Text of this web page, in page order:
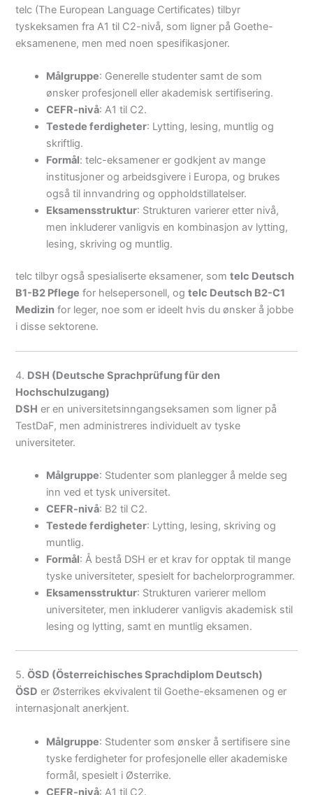
telc (The European Language Certificates) tilbyr
tyskeksamen fra A1 til C2-nivå, som ligner på Goethe-
eksamenene, men med noen spesifikasjoner.
Målgruppe: Generelle studenter samt de som
ønsker profesjonell eller akademisk sertifisering.
CEFR-nivå: A1 til C2.
Testede ferdigheter: Lytting, lesing, muntlig og
skriftlig.
Formål: telc-eksamener er godkjent av mange
institusjoner og arbeidsgivere i Europa, og brukes
også til innvandring og oppholdstillatelser.
Eksamensstruktur: Strukturen varierer etter nivå,
men inkluderer vanligvis en kombinasjon av lytting,
lesing, skriving og muntlig.
telc tilbyr også spesialiserte eksamener, somtelc Deutsch
B1-B2 Pflege for helsepersonell, ogtelc Deutsch B2-C1
Medizin for leger, noe som er ideelt hvis du ønsker å jobbe
i disse sektorene.
4. DSH (Deutsche Sprachprüfung für den
Hochschulzugang)
DSH er en universitetsinngangseksamen som ligner på
TestDaF, men administreres individuelt av tyske
universiteter.
Målgruppe: Studenter som planlegger å melde seg
inn ved et tysk universitet.
CEFR-nivå: B2 til C2.
Testede ferdigheter: Lytting, lesing, skriving og
muntlig.
Formål: Å bestå DSH er et krav for opptak til mange
tyske universiteter, spesielt for bachelorprogrammer.
Eksamensstruktur: Strukturen varierer mellom
universiteter, men inkluderer vanligvis akademisk stil
lesing og lytting, samt en muntlig eksamen.
5.ÖSD (Österreichisches Sprachdiplom Deutsch)
ÖSD er Østerrikes ekvivalent til Goethe-eksamenen og er
internasjonalt anerkjent.
Målgruppe: Studenter som ønsker å sertifisere sine
tyske ferdigheter for profesjonelle eller akademiske
formål, spesielt i Østerrike.
CEFR-nivå: A1 til C2.